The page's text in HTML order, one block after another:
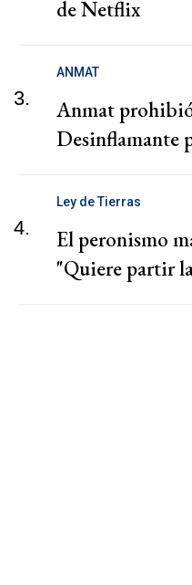
de Netflix
3.
ANMAT
Anmat
Desinflamante
4.
Ley de Tierras
El peronismo
"Quiere partir